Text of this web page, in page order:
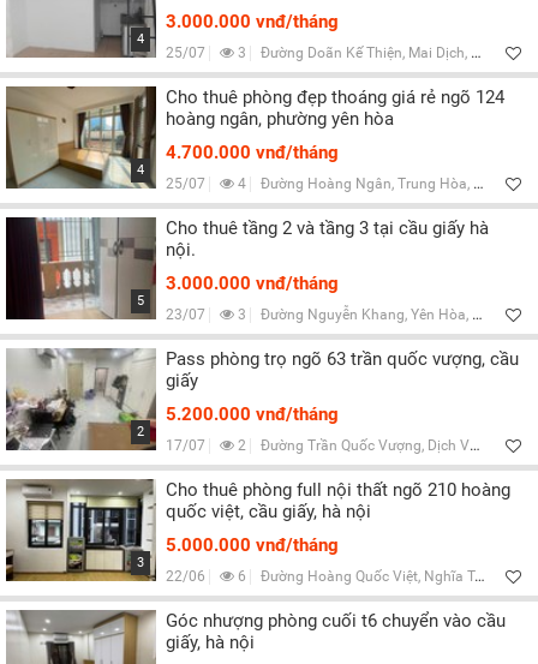
4
3.000.000 vnđ/tháng
25/07 3 Đường Doãn Kế Thiện, Mai Dịch, Hà Nội
4
Cho thuê phòng đẹp thoáng giá rẻ ngõ 124
hoàng ngân, phường yên hòa
4.700.000 vnđ/tháng
25/07 4 Đường Hoàng Ngân, Trung Hòa, Hà Nội
5
Cho thuê tầng 2 và tầng 3 tại cầu giấy hà
nội.
3.000.000 vnđ/tháng
23/07 3 Đường Nguyễn Khang, Yên Hòa, Hà Nội
2
Pass phòng trọ ngõ 63 trần quốc vượng, cầu
giấy
5.200.000 vnđ/tháng
17/07 2 Đường Trần Quốc Vượng, Dịch Vọng Hậu, Hà Nội
3
Cho thuê phòng full nội thất ngõ 210 hoàng
quốc việt, cầu giấy, hà nội
5.000.000 vnđ/tháng
22/06 6 Đường Hoàng Quốc Việt, Nghĩa Tân, Hà Nội
Góc nhượng phòng cuối t6 chuyển vào cầu
giấy, hà nội